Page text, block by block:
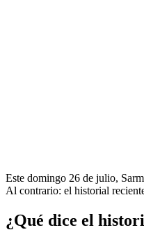
Este domingo 26 de julio,
Al contrario: el historial
¿Qué dice el